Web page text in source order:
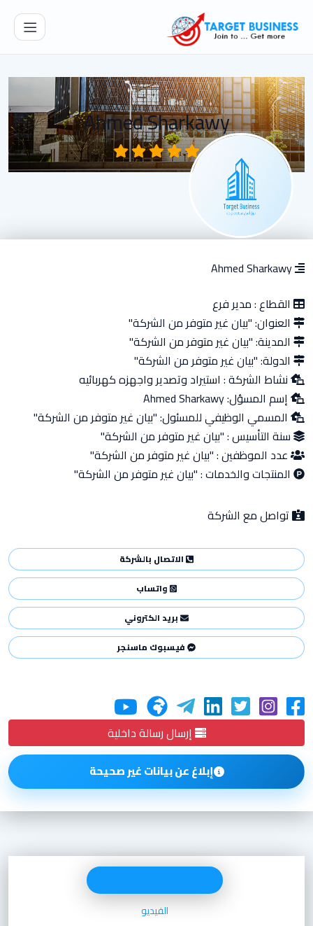
Ahmed Sharkawy
Ahmed Sharkawy
القطاع :مدير فرع
العنوان:"بيان غير متوفر من الشركة"
المدينة:"بيان غير متوفر من الشركة"
الدولة:"بيان غير متوفر من الشركة"
نشاط الشركة : استيراد وتصدير واجهزه كهربائيه
إسم المسؤل:Ahmed Sharkawy
المسمي الوظيفي للمسئول:"بيان غير متوفر من الشركة"
سنة التأسيس :"بيان غير متوفر من الشركة"
عدد الموظفين :"بيان غير متوفر من الشركة"
المنتجات والخدمات :"بيان غير متوفر من الشركة"
تواصل مع الشركة
الاتصال بالشركة
واتساب
بريد الكتروني
فيسبوك ماسنجر
إرسال رسالة داخلية
إبلاغ عن بيانات غير صحيحة
الفيديو